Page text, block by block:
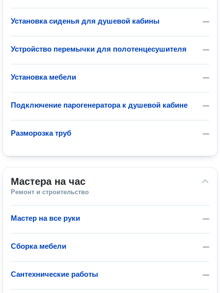
—
Установка сиденья для душевой кабины
—
Устройство перемычки для полотенцесушителя
—
Установка мебели
—
Подключение парогенератора к душевой кабине
—
Разморозка труб
Мастера на час
Ремонт и строительство
—
Мастер на все руки
—
Сборка мебели
—
Сантехнические работы